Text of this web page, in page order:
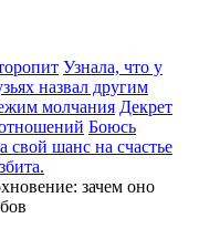
Узнала, что у
назвал другим
молчания Декрет
Боюсь
свой шанс на счастье
зачем оно